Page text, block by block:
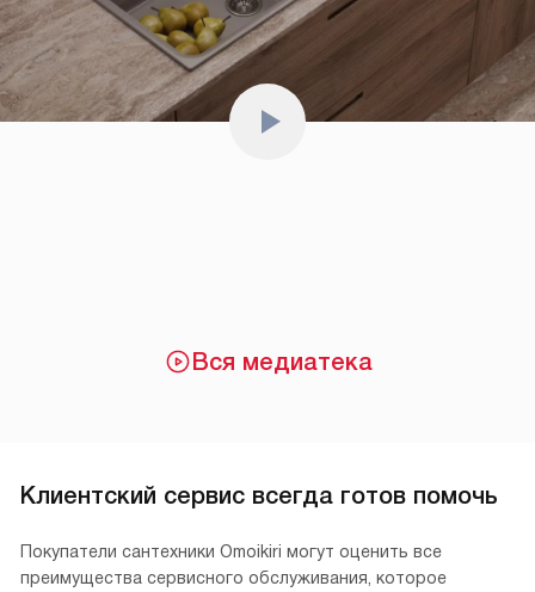
Вся медиатека
Клиентский сервис всегда готов помочь
Покупатели сантехники Omoikiri могут оценить все
преимущества сервисного обслуживания, которое